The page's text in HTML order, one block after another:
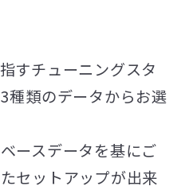
すチューニングスタ
種類のデータからお選
ースデータを基にご
セットアップが出来